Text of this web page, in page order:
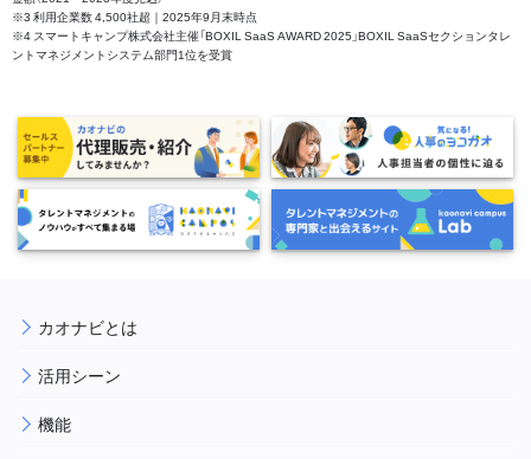
※3 利用企業数 4,500社超｜2025年9月末時点
※4 スマートキャンプ株式会社主催「BOXIL SaaS AWARD 2025」BOXIL SaaSセクションタレ
ントマネジメントシステム部門1位を受賞
カオナビとは
活用シーン
機能